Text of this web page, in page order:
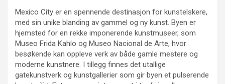
Mexico City er en spennende destinasjon for kunstelskere,
med sin unike blanding av gammel og ny kunst. Byen er
hjemsted for en rekke imponerende kunstmuseer, som
Museo Frida Kahlo og Museo Nacional de Arte, hvor
besøkende kan oppleve verk av både gamle mestere og
moderne kunstnere. I tillegg finnes det utallige
gatekunstverk og kunstgallerier som gir byen et pulserende